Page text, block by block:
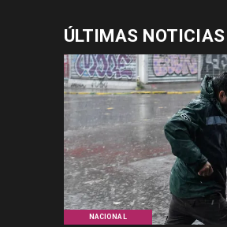
NACIONAL
ÚLTIMAS NOTICIAS